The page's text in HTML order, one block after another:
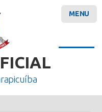
MENU